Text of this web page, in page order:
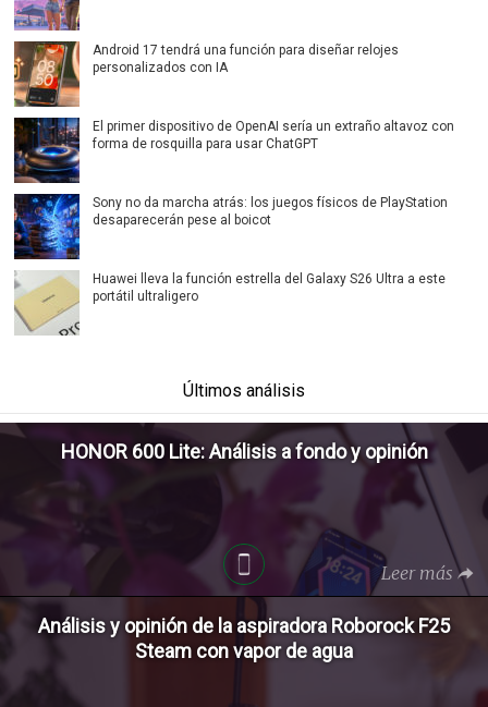
Android 17 tendrá una función para diseñar relojes
personalizados con IA
El primer dispositivo de OpenAI sería un extraño altavoz con
forma de rosquilla para usar ChatGPT
Sony no da marcha atrás: los juegos físicos de PlayStation
desaparecerán pese al boicot
Huawei lleva la función estrella del Galaxy S26 Ultra a este
portátil ultraligero
Últimos análisis
HONOR 600 Lite: Análisis a fondo y opinión
Leer más
Análisis y opinión de la aspiradora Roborock F25
Steam con vapor de agua